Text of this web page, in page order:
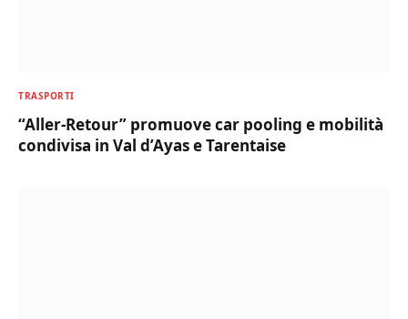
TRASPORTI
“Aller-Retour” promuove car pooling e mobilità
condivisa in Val d’Ayas e Tarentaise